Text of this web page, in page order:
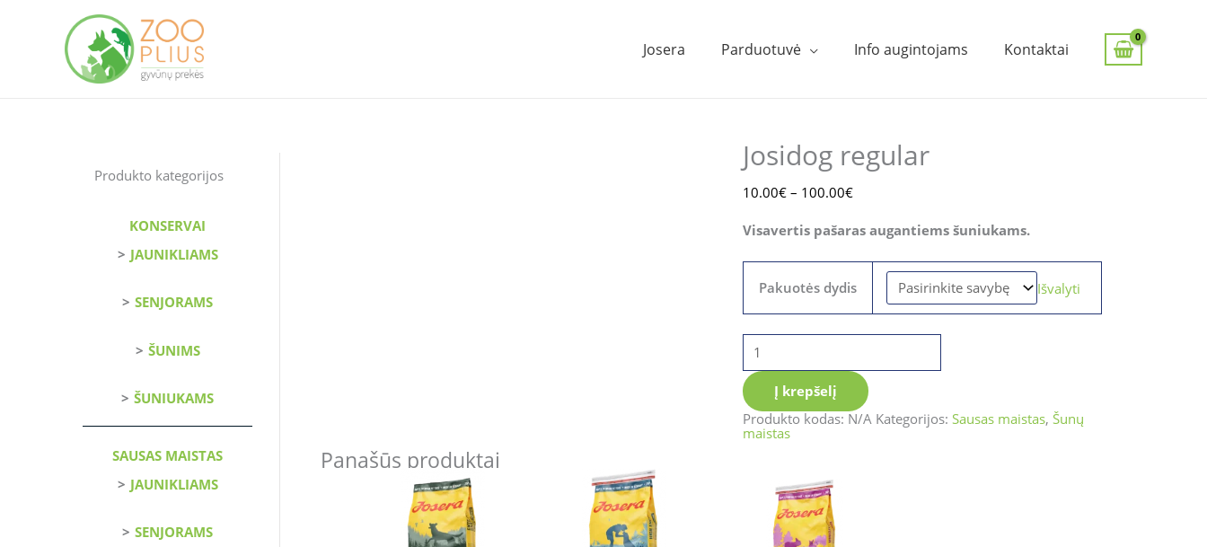
Josera Parduotuvė Info augintojams Kontaktai
Produkto kategorijos
KONSERVAI
JAUNIKLIAMS
SENJORAMS
ŠUNIMS
ŠUNIUKAMS
SAUSAS MAISTAS
JAUNIKLIAMS
SENJORAMS
Josidog regular
10.00€ – 100.00€
through
100.00€
Visavertis pašaras augantiems šuniukams.
Pakuotės dydis Išvalyti
regular
Į krepšelį
Produkto kodas: N/A Kategorijos: Sausas maistas, Šunų
maistas
Panašūs produktai
Price
range:
10.00€
through
100.00€
Price
range:
10.00€
through
100.00€
range:
10.00€
through
100.00€